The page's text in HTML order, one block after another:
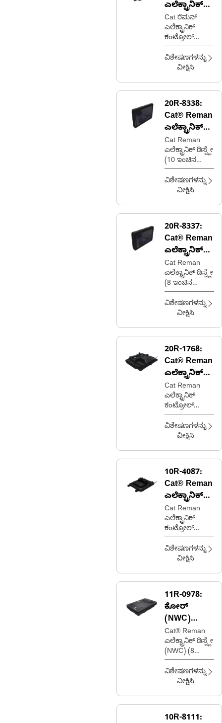
ಎಲೆಕ್ಟ್ರಾನಿಕ್
ಕಂಟ್ರೋಲ್
ಮಾಡ್ಯೂಲ್
(ECM)
Cat ರೆಮನ್
ಎಲೆಕ್ಟ್ರಾನಿಕ್
ಕಂಟ್ರೋಲ್
ಮಾಡ್ಯೂಲ್
(ECM) (MAC
14) (DR TR)
ವಿಶೇಷಣಗಳನ್ನು
ವೀಕ್ಷಿಸಿ
20R-8338:
Cat® Reman
ಎಲೆಕ್ಟ್ರಾನಿಕ್
ಡಿಸ್ಪ್ಲೇ
Cat Reman
ಎಲೆಕ್ಟ್ರಾನಿಕ್ ಡಿಸ್ಪ್ಲೇ
(10 ಇಂಚಿನ
ಟಚ್‌ಸ್ಕ್ರೀನ್)
ವಿಶೇಷಣಗಳನ್ನು
ವೀಕ್ಷಿಸಿ
20R-8337:
Cat® Reman
ಎಲೆಕ್ಟ್ರಾನಿಕ್
ಡಿಸ್ಪ್ಲೇ
Cat Reman
ಎಲೆಕ್ಟ್ರಾನಿಕ್ ಡಿಸ್ಪ್ಲೇ
(8 ಇಂಚಿನ
ಟಚ್‌ಸ್ಕ್ರೀನ್)
ವಿಶೇಷಣಗಳನ್ನು
ವೀಕ್ಷಿಸಿ
20R-1768:
Cat® Reman
ಎಲೆಕ್ಟ್ರಾನಿಕ್
ಕಂಟ್ರೋಲ್
ಮಾಡ್ಯೂಲ್
(ECM)
Cat Reman
ಎಲೆಕ್ಟ್ರಾನಿಕ್
ಕಂಟ್ರೋಲ್
ಮಾಡ್ಯೂಲ್
(ECM) (A5:E2)
(ಫ್ಲೂಯಿಡ್
ಫಿಲ್)
ವಿಶೇಷಣಗಳನ್ನು
ವೀಕ್ಷಿಸಿ
10R-4087:
Cat® Reman
ಎಲೆಕ್ಟ್ರಾನಿಕ್
ಕಂಟ್ರೋಲ್
ಮಾಡ್ಯೂಲ್
(ECM)
Cat Reman
ಎಲೆಕ್ಟ್ರಾನಿಕ್
ಕಂಟ್ರೋಲ್
ಮಾಡ್ಯೂಲ್
(ECM)
(ADEM™ 2)
ವಿಶೇಷಣಗಳನ್ನು
ವೀಕ್ಷಿಸಿ
11R-0978:
ಕೋರ್
(NWC)
ಎಲೆಕ್ಟ್ರಾನಿಕ್
ಡಿಸ್ಪ್ಲೇಯೊಂದಿ
ಗೆ Cat®
Reman ಹೊಸ
Cat® Reman
ಎಲೆಕ್ಟ್ರಾನಿಕ್ ಡಿಸ್ಪ್ಲೇ
(NWC) (8
ಇಂಚಿನ
ಟಚ್‌ಸ್ಕ್ರೀನ್)
ವಿಶೇಷಣಗಳನ್ನು
ವೀಕ್ಷಿಸಿ
10R-8111: